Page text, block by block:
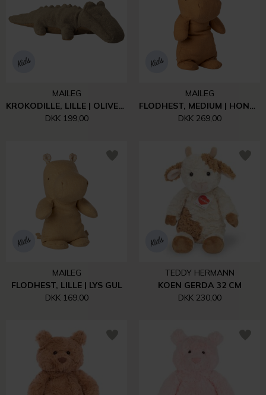
MAILEG
KROKODILLE, LILLE | OLIVENGRØN
DKK 199,00
MAILEG
FLODHEST, MEDIUM | HONNINGGUL
DKK 269,00
MAILEG
FLODHEST, LILLE | LYS GUL
DKK 169,00
TEDDY HERMANN
KOEN GERDA 32 CM
DKK 230,00